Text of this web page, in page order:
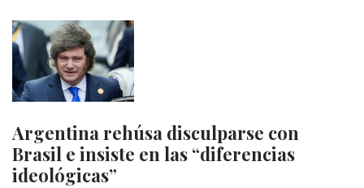
Argentina rehúsa disculparse con
Brasil e insiste en las “diferencias
ideológicas”